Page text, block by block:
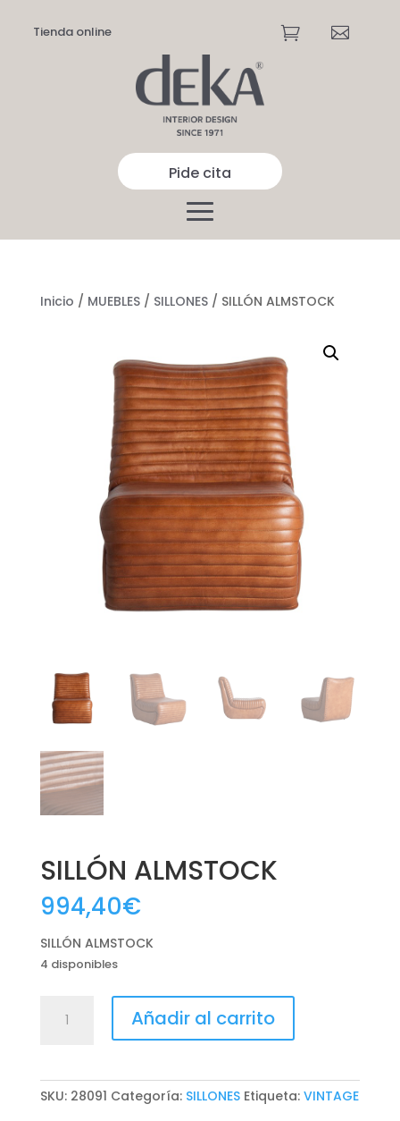
Tienda online  
Pide cita
Inicio / MUEBLES/ SILLONES/ SILLÓN ALMSTOCK
SILLÓN ALMSTOCK
994,40€
SILLÓN ALMSTOCK
4 disponibles
ALMSTOCK
Añadir al carrito
SKU: 28091 Categoría: SILLONES Etiqueta: VINTAGE